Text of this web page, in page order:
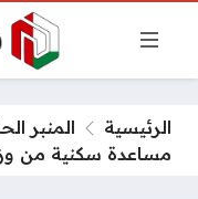
الرئيسية المنبر
مساعدة سكنية من